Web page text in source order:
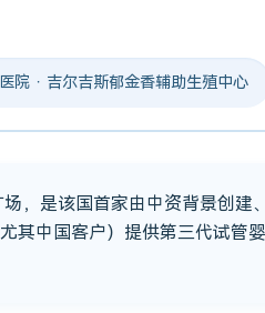
院 · 吉尔吉斯郁金香辅助生殖中心
，是该国首家由中资背景创建
其中国客户）提供第三代试管